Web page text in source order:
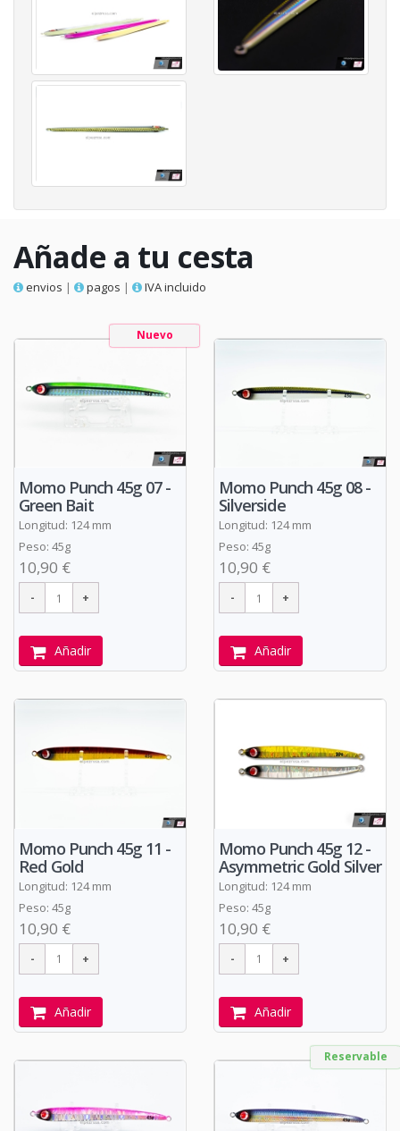
Añade a tu cesta
envios | pagos | IVA incluido
Nuevo
Momo Punch 45g 07 -
Green Bait
Longitud: 124 mm
Peso: 45g
10,90 €
Añadir
Momo Punch 45g 08 -
Silverside
Longitud: 124 mm
Peso: 45g
10,90 €
Añadir
Momo Punch 45g 11 -
Red Gold
Longitud: 124 mm
Peso: 45g
10,90 €
Añadir
Momo Punch 45g 12 -
Asymmetric Gold Silver
Longitud: 124 mm
Peso: 45g
10,90 €
Añadir
Reservable